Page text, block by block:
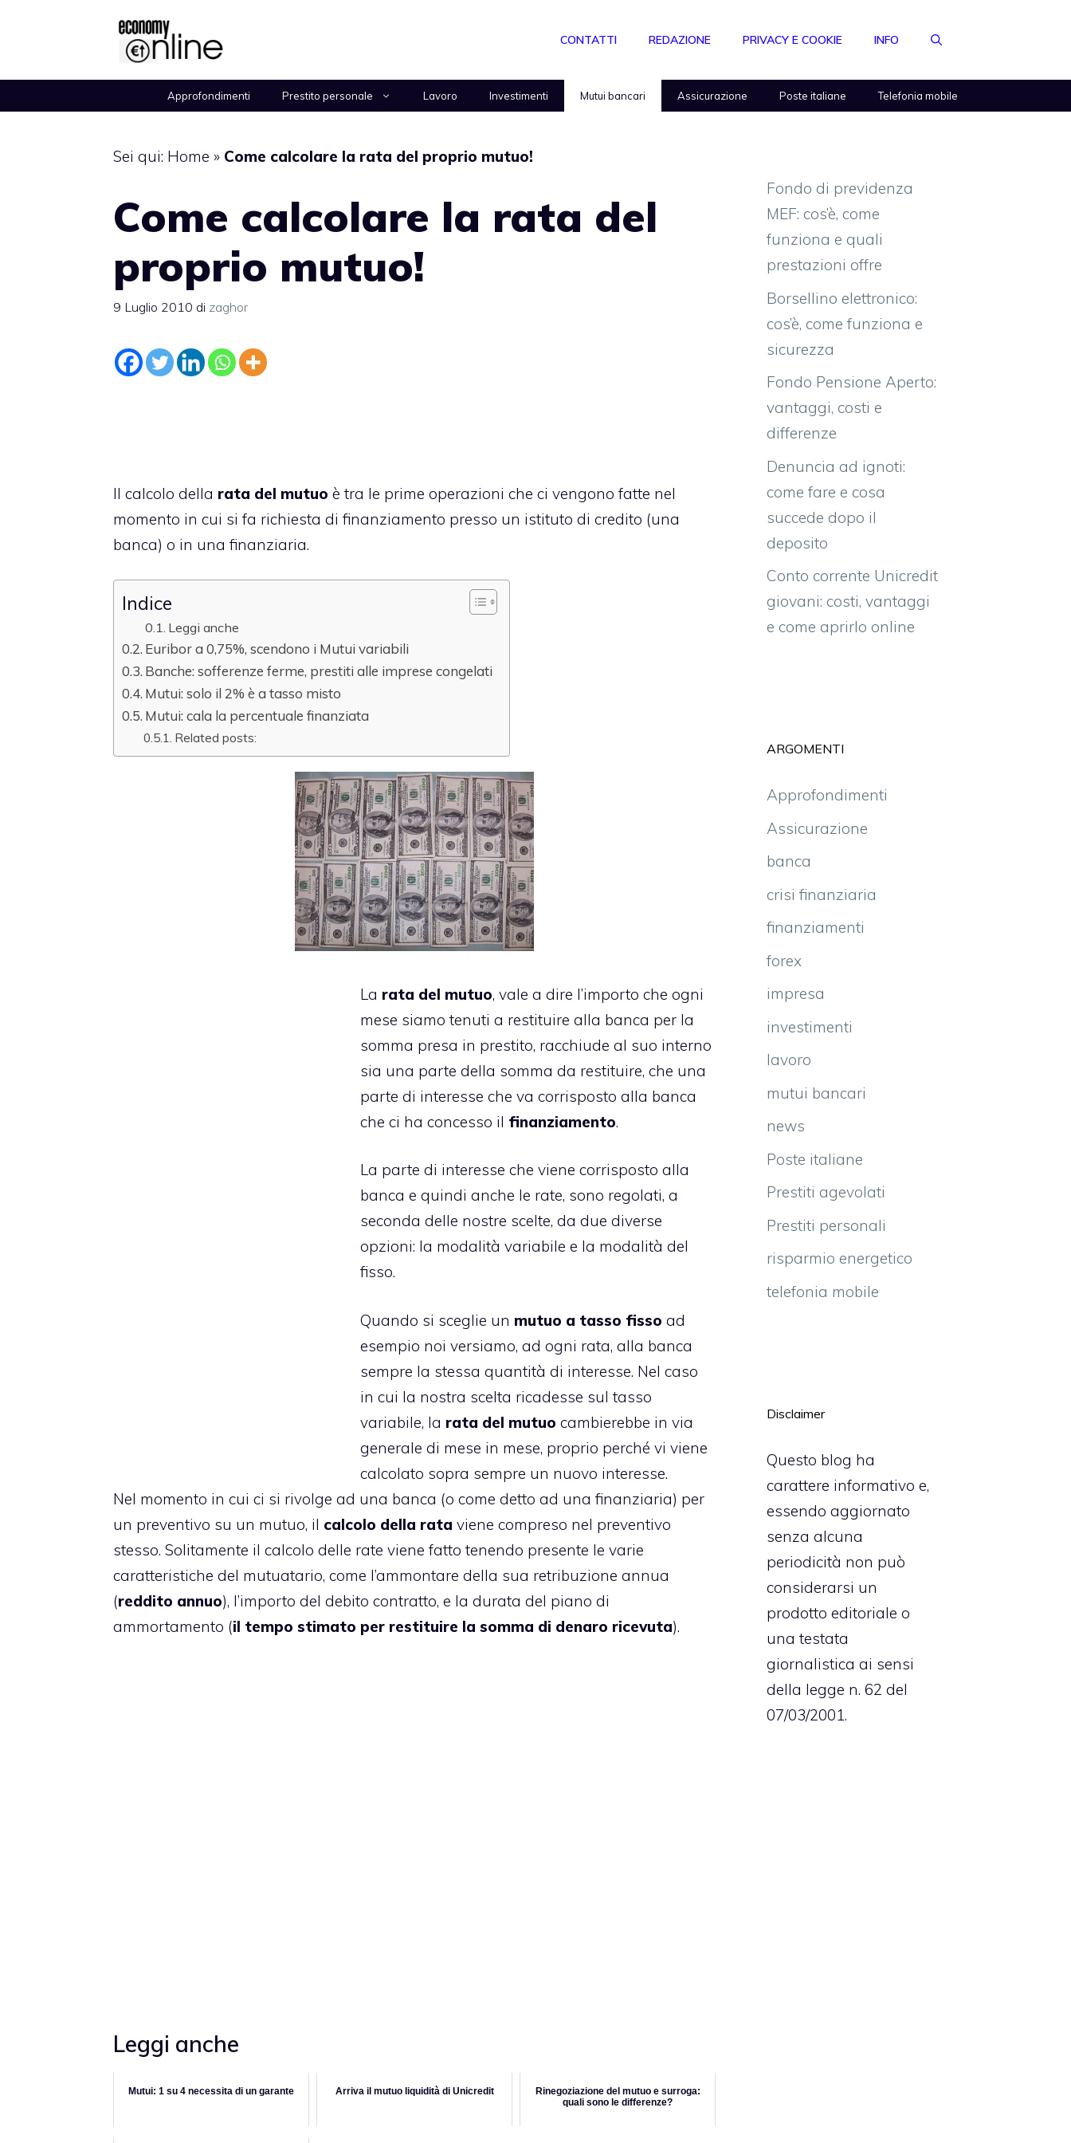
CONTATTI REDAZIONE PRIVACY E COOKIE INFO
Approfondimenti Prestito personale Lavoro Investimenti Mutui bancari Assicurazione Poste italiane Telefonia mobile
Sei qui: Home » Come calcolare la rata del proprio mutuo!
Come calcolare la rata del
proprio mutuo!
9 Luglio 2010 di zaghor
Il calcolo della rata del mutuo è tra le prime operazioni che ci vengono fatte nel
momento in cui si fa richiesta di finanziamento presso un istituto di credito (una
banca) o in una finanziaria.
Indice
Leggi anche
Euribor a 0,75%, scendono i Mutui variabili
Banche: sofferenze ferme, prestiti alle imprese congelati
Mutui: solo il 2% è a tasso misto
Mutui: cala la percentuale finanziata
Related posts:
La rata del mutuo, vale a dire l’importo che ogni
mese siamo tenuti a restituire alla banca per la
somma presa in prestito, racchiude al suo interno
sia una parte della somma da restituire, che una
parte di interesse che va corrisposto alla banca
che ci ha concesso il finanziamento.
La parte di interesse che viene corrisposto alla
banca e quindi anche le rate, sono regolati, a
seconda delle nostre scelte, da due diverse
opzioni: la modalità variabile e la modalità del
fisso.
Quando si sceglie un mutuo a tasso fisso ad
esempio noi versiamo, ad ogni rata, alla banca
sempre la stessa quantità di interesse. Nel caso
in cui la nostra scelta ricadesse sul tasso
variabile, la rata del mutuo cambierebbe in via
generale di mese in mese, proprio perché vi viene
calcolato sopra sempre un nuovo interesse.
Nel momento in cui ci si rivolge ad una banca (o come detto ad una finanziaria) per
un preventivo su un mutuo, il calcolo della rata viene compreso nel preventivo
stesso. Solitamente il calcolo delle rate viene fatto tenendo presente le varie
caratteristiche del mutuatario, come l’ammontare della sua retribuzione annua
(reddito annuo), l’importo del debito contratto, e la durata del piano di
ammortamento (il tempo stimato per restituire la somma di denaro ricevuta).
Leggi anche
Mutui: 1 su 4 necessita di un garante Arriva il mutuo liquidità di Unicredit
Rinegoziazione del mutuo e surroga:
quali sono le differenze?
Fondo di previdenza
MEF: cos’è, come
funziona e quali
prestazioni offre
Borsellino elettronico:
cos’è, come funziona e
sicurezza
Fondo Pensione Aperto:
vantaggi, costi e
differenze
Denuncia ad ignoti:
come fare e cosa
succede dopo il
deposito
Conto corrente Unicredit
giovani: costi, vantaggi
e come aprirlo online
ARGOMENTI
Approfondimenti
Assicurazione
banca
crisi finanziaria
finanziamenti
forex
impresa
investimenti
lavoro
mutui bancari
news
Poste italiane
Prestiti agevolati
Prestiti personali
risparmio energetico
telefonia mobile
Disclaimer
Questo blog ha
carattere informativo e,
essendo aggiornato
senza alcuna
periodicità non può
considerarsi un
prodotto editoriale o
una testata
giornalistica ai sensi
della legge n. 62 del
07/03/2001.